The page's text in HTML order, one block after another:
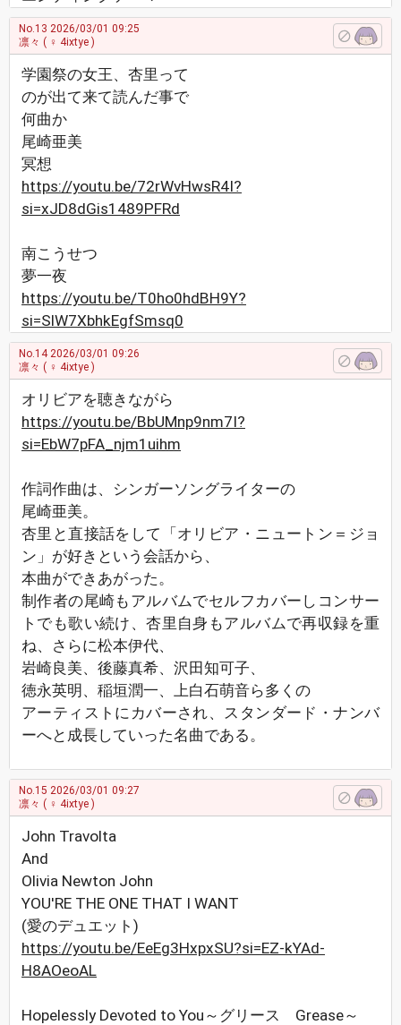
No.13 2026/03/01 09:25
凛々 ( ♀ 4ixtye )
学園祭の女王、杏里って
のが出て来て読んだ事で
何曲か
尾崎亜美
冥想
https://youtu.be/72rWvHwsR4I?
si=xJD8dGis1489PFRd
南こうせつ
夢一夜
https://youtu.be/T0ho0hdBH9Y?
si=SlW7XbhkEgfSmsq0
No.142026/03/01 09:26
凛々 ( ♀ 4ixtye )
オリビアを聴きながら
https://youtu.be/BbUMnp9nm7I?
si=EbW7pFA_njm1uihm
作詞作曲は、シンガーソングライターの
尾崎亜美。
杏里と直接話をして「オリビア・ニュートン＝ジョ
ン」が好きという会話から、
本曲ができあがった。
制作者の尾崎もアルバムでセルフカバーしコンサー
トでも歌い続け、杏里自身もアルバムで再収録を重
ね、さらに松本伊代、
岩崎良美、後藤真希、沢田知可子、
徳永英明、稲垣潤一、上白石萌音ら多くの
アーティストにカバーされ、スタンダード・ナンバ
ーへと成長していった名曲である。
No.15 2026/03/01 09:27
凛々 ( ♀ 4ixtye )
John Travolta
And
Olivia Newton John
YOU'RE THE ONE THAT I WANT
(愛のデュエット)
https://youtu.be/EeEg3HxpxSU?si=EZ-kYAd-
H8AOeoAL
Hopelessly Devoted to You～グリース Grease～